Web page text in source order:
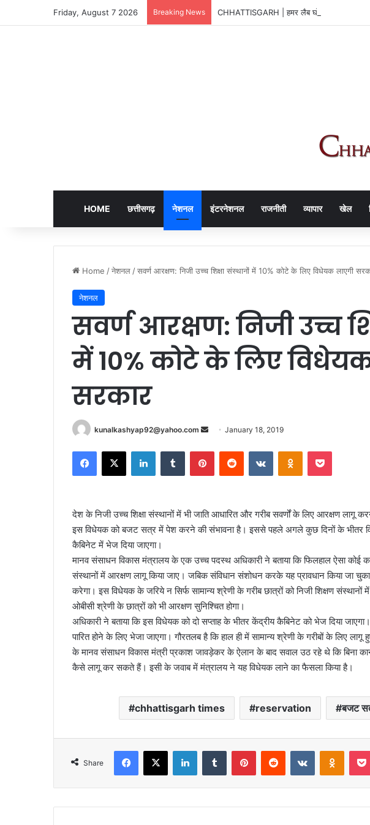
Friday, August 7 2026 Breaking News CHHATTISGARH | हमर लैब घोटाला पर HC सख्त
HOME छत्तीसगढ़ नेशनल इंटरनेशनल राजनीती व्यापार खेल
Home /नेशनल /सवर्ण आरक्षण: निजी उच्च शिक्षा संस्थानों में 10% कोटे के लिए विधेयक लाएगी
नेशनल
सवर्ण आरक्षण: निजी उच्च
में 10% कोटे के लिए
सरकार
kunalkashyap92@yahoo.com
SendJanuary 18, 2019
Facebook
X LinkedInTumblr PinterestReddit VKontakteOdnoklassniki
Pocket
देश के निजी उच्च शिक्षा संस्थानों में भी जाति आधारित और गरीब सवर्णों के लिए आरक्षण लागू
इस विधेयक को बजट सत्र में पेश करने की संभावना है। इससे पहले अगले कुछ दिनों के भीतर
कैबिनेट में भेज दिया जाएगा।
मानव संसाधन विकास मंत्रालय के एक उच्च पदस्थ अधिकारी ने बताया कि फिलहाल ऐसा कोई
संस्थानों में आरक्षण लागू किया जाए। जबिक संविधान संशोधन करके यह प्रावधान किया जा
करेगा। इस विधेयक के जरिये न सिर्फ सामान्य श्रेणी के गरीब छात्रों को निजी शिक्षण
ओबीसी श्रेणी के छात्रों को भी आरक्षण सुनिश्चित होगा।
अधिकारी ने बताया कि इस विधेयक को दो सप्ताह के भीतर केंद्रीय कैबिनेट को भेज दिया
पारित होने के लिए भेजा जाएगा। गौरतलब है कि हाल ही में सामान्य श्रेणी के गरीबों के लिए
के मानव संसाधन विकास मंत्री प्रकाश जावड़ेकर के ऐलान के बाद सवाल उठ रहे थे कि बिना
कैसे लागू कर सकते हैं। इसी के जवाब में मंत्रालय ने यह विधेयक लाने का फैसला किया है।
chhattisgarh times reservation बजट
Share
Facebook
X LinkedInTumblr PinterestReddit VKontakte